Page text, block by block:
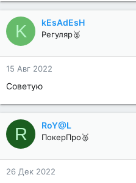
K kEsAdEsH
Регуляр🥈
15 Авг 2022
Советую
R RoY@L
ПокерПро🥈
26 Дек 2022